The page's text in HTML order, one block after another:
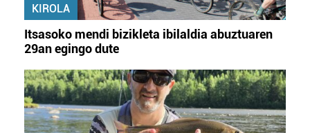
KIROLA
Itsasoko mendi bizikleta ibilaldia abuztuaren
29an egingo dute